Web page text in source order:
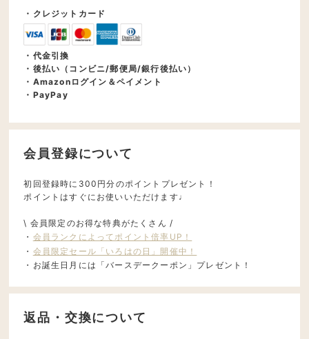
・クレジットカード
・代金引換
・後払い（コンビニ/郵便局/銀行後払い）
・Amazonログイン＆ペイメント
・PayPay
会員登録について
初回登録時に300円分のポイントプレゼント！
ポイントはすぐにお使いいただけます♩
\ 会員限定のお得な特典がたくさん /
・ 会員ランクによってポイント倍率UP！
・ 会員限定セール「いろはの日」開催中！
・お誕生日月には「バースデークーポン」プレゼント！
返品・交換について